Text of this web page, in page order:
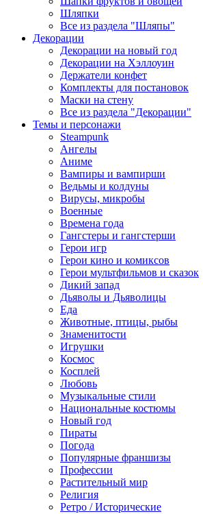
Шляпки
Все из раздела "Шляпы"
Декорации
Декорации на новый год
Декорации на Хэллоуин
Держатели конфет
Комплекты для постановок
Маски на стену
Все из раздела "Декорации"
Темы и персонажи
Steampunk
Ангелы
Аниме
Вампиры и вампирши
Ведьмы и колдуны
Вирусы, микробы
Военные
Времена года
Гангстеры и гангстерши
Герои игр
Герои кино и комиксов
Герои мультфильмов и сказок
Дикий запад
Дьяволы и Дьяволицы
Еда
Животные, птицы, рыбы
Знаменитости
Игрушки
Космос
Косплей
Любовь
Музыкальные стили
Национальные костюмы
Новый год
Пираты
Погода
Популярные франшизы
Профессии
Растительный мир
Религия
Ретро / Исторические